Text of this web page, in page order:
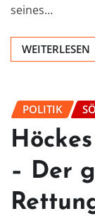
seines…
WEITERLESEN
POLITIK
– Der